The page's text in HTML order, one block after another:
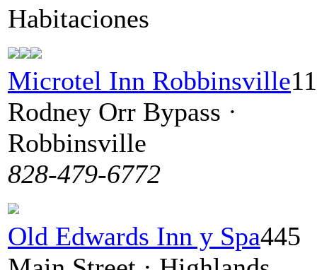
Habitaciones
Microtel Inn Robbinsville
Rodney Orr Bypass ·
Robbinsville
828-479-6772
Old Edwards Inn y Spa445